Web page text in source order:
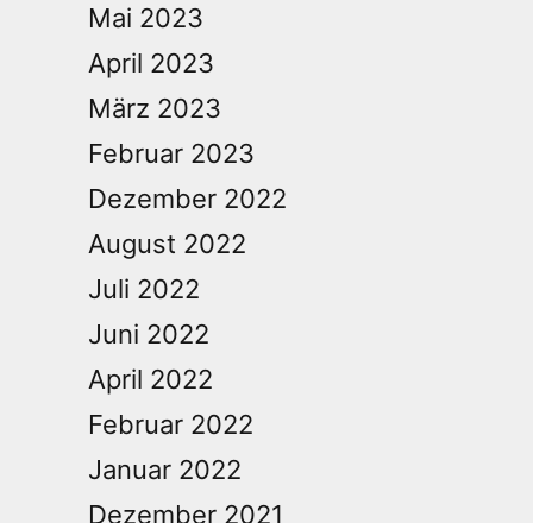
Mai 2023
April 2023
März 2023
Februar 2023
Dezember 2022
August 2022
Juli 2022
Juni 2022
April 2022
Februar 2022
Januar 2022
Dezember 2021